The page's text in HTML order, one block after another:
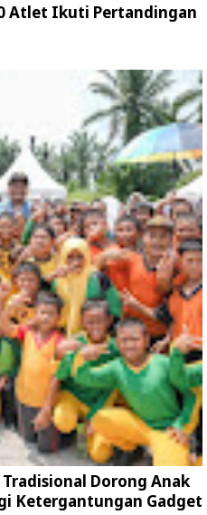
Atlet Ikuti Pertandingan
Dorong Anak
Ketergantungan Gadget